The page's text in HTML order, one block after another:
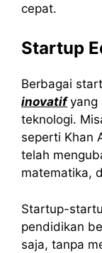
cepat.
Startup
Berbagai
inovatif yang
teknologi.
seperti Khan
telah
matematika,
Startup-
pendidikan
saja, tanpa